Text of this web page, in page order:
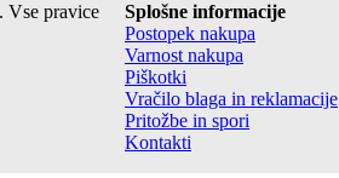
Vse pravice
Splošne informacije
Postopek nakupa
Varnost nakupa
Piškotki
Vračilo blaga in reklamacije
Pritožbe in spori
Kontakti